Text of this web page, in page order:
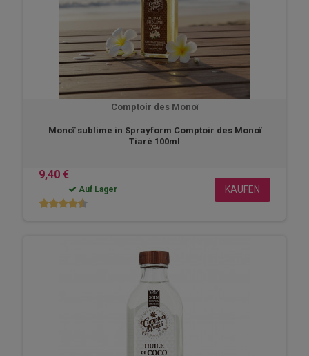
Comptoir des Monoï
Monoï sublime in Sprayform Comptoir des Monoï
Tiaré 100ml
9,40 €
Auf Lager KAUFEN